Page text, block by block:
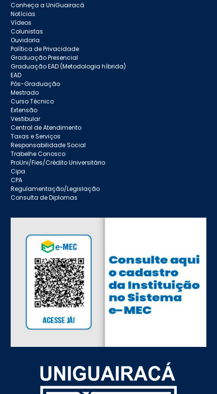
Conheça a UniGuairacá
Notícias
Vídeos
Colunistas
Ouvidoria
Política de Privacidade
Graduação Presencial
Graduação EAD (Metodologia híbrida)
EAD
Pós-Graduação
Mestrado
Curso Técnico
Extensão
Vestibular
Central de Atendimento
Taxas e Serviços
Responsabilidade Social
Trabelhe Conosco
ProUni/Fies/Crédito Universitário
Cipa
CPA
Regulamentação/Legislação
Consulta de Diplomas